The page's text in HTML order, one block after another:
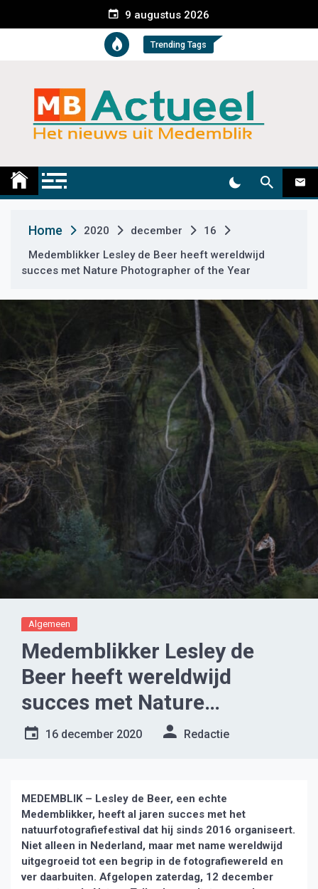
e
t
9 augustus 2026
Trending Tags
Medemblik Actueel
Home 2020 december
16
Medemblikker Lesley de Beer heeft wereldwijd
succes met Nature Photographer of the Year
Algemeen
Medemblikker Lesley de
Beer heeft wereldwijd
succes met Nature
Photographer of the Year
16 december 2020 Redactie
MEDEMBLIK – Lesley de Beer, een echte
Medemblikker, heeft al jaren succes met het
natuurfotografiefestival dat hij sinds 2016 organiseert.
Niet alleen in Nederland, maar met name wereldwijd
uitgegroeid tot een begrip in de fotografiewereld en
ver daarbuiten. Afgelopen zaterdag, 12 december